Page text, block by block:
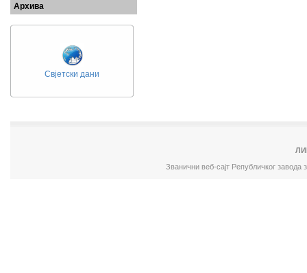
Архива
Свјетски дани
Званични веб-сајт Републичког